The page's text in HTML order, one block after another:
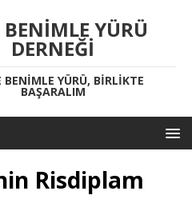
YÜRÜ
DERNEĞI
BENIMLE YÜRÜ, BIRLIKTE
BAŞARALIM
Risdiplam